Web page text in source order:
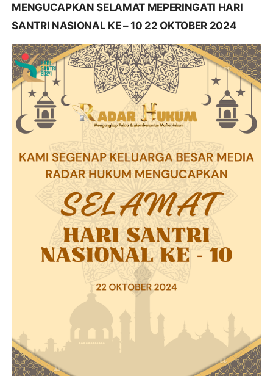
MENGUCAPKAN SELAMAT MEPERINGATI HARI
SANTRI NASIONAL KE – 10 22 OKTOBER 2024